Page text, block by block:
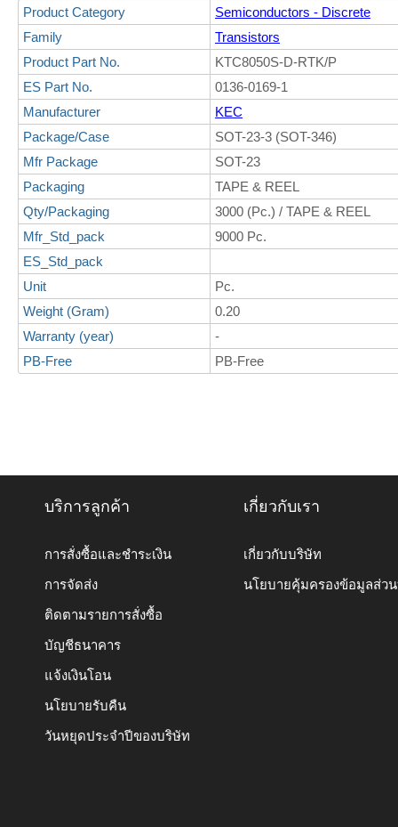
Product Category
Semiconductors - Discrete
Family
Transistors
Product Part No.
KTC8050S-D-RTK/P
ES Part No.
0136-0169-1
Manufacturer
KEC
Package/Case
SOT-23-3 (SOT-346)
Mfr Package
SOT-23
Packaging
TAPE & REEL
Qty/Packaging
3000 (Pc.) / TAPE & REEL
Mfr_Std_pack
9000 Pc.
ES_Std_pack
Unit
Pc.
Weight (Gram)
0.20
Warranty (year)
-
PB-Free
PB-Free
บริการลูกค้า
การสั่งซื้อและชำระเงิน
การจัดส่ง
ติดตามรายการสั่งซื้อ
บัญชีธนาคาร
แจ้งเงินโอน
นโยบายรับคืน
วันหยุดประจำปีของบริษัท
เกี่ยวกับเรา
เกี่ยวกับบริษัท
นโยบายคุ้มครองข้อมูลส่ว